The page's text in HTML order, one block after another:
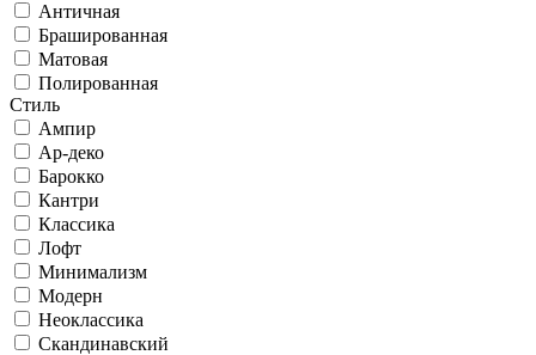
Античная
Брашированная
Матовая
Полированная
Стиль
Ампир
Ар-деко
Барокко
Кантри
Классика
Лофт
Минимализм
Модерн
Неоклассика
Скандинавский